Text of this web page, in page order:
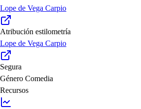
Lope de Vega Carpio
Atribución estilometría
Lope de Vega Carpio
Segura
Género Comedia
Recursos